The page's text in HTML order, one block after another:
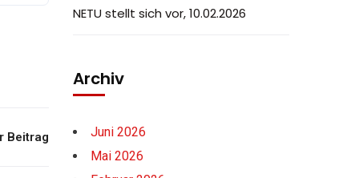
Beitrag
NETU stellt sich vor, 10.02.2026
Archiv
Juni 2026
Mai 2026